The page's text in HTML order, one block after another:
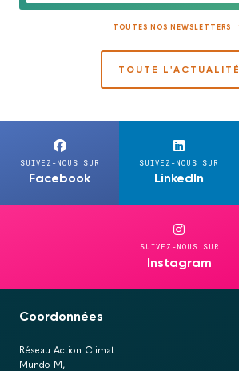
TOUTES NOS NEWSLETTERS
TOUTE L'ACTUALITÉ
SUIVEZ-NOUS SUR
Facebook
SUIVEZ-NOUS SUR
LinkedIn
SUIVEZ-NOUS SUR
Instagram
Coordonnées
Réseau Action Climat
Mundo M,